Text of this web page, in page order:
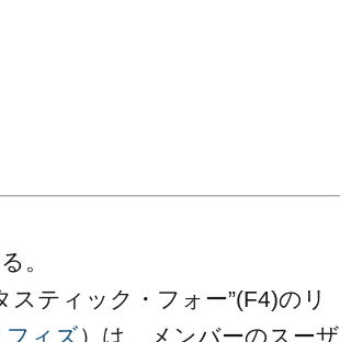
。
ティック・フォー”(F4)のリ
フィズ）は、メンバーのスーザ